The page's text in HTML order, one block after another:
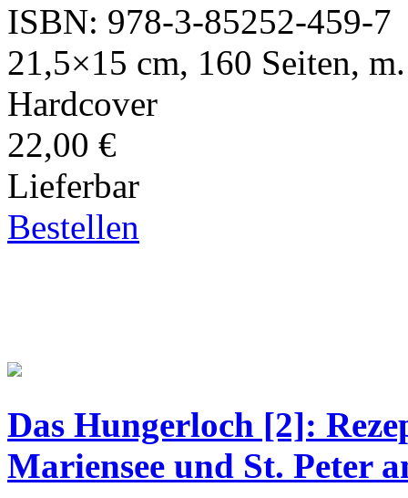
ISBN: 978-3-85252-459-7
21,5×15 cm, 160 Seiten,
Hardcover
22,00 €
Lieferbar
Bestellen
Das Hungerloch [2]:
Mariensee und St. Peter